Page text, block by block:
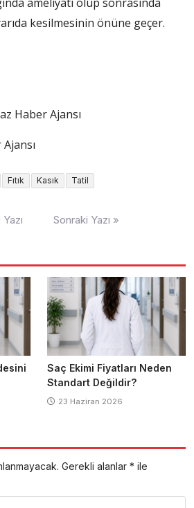
kesilmesinin önüne geçer.
Haber Ajansı
Fıtık Kasık Tatil
Sonraki Yazı »
Saç Ekimi Fiyatları Neden
Standart Değildir?
23 Haziran 2026
Gerekli alanlar * ile